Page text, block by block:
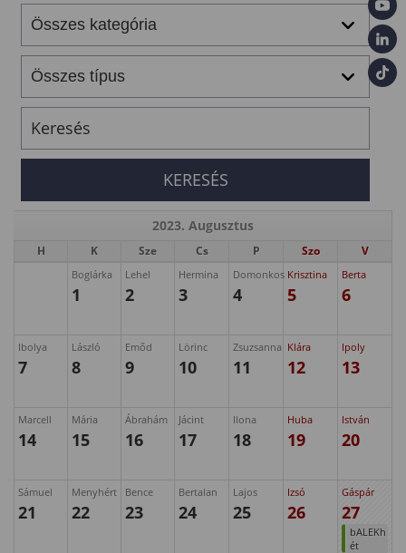
2023. Augusztus
H K Sze Cs P Szo V
Boglárka
1
Lehel
2
Hermina
3
Domonkos
4
Krisztina
5
Berta
6
Ibolya
7
László
8
Emőd
9
Lörinc
10
Zsuzsanna
11
Klára
12
Ipoly
13
Marcell
14
Mária
15
Ábrahám
16
Jácint
17
Ilona
18
Huba
19
István
20
Sámuel
21
Menyhért
22
Bence
23
Bertalan
24
Lajos
25
Izsó
26
Gáspár
27
bALEKh
ét